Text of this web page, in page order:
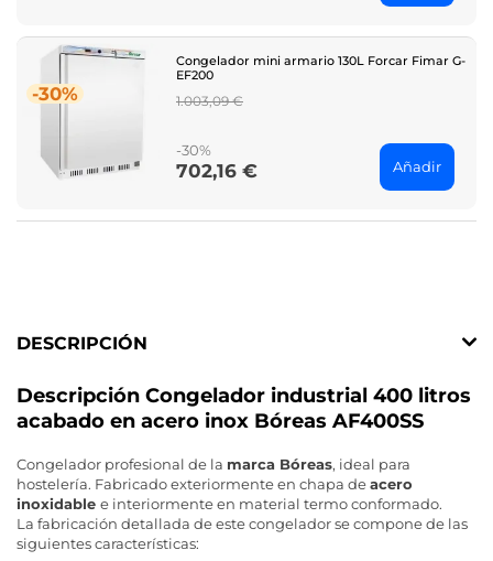
-30%
Congelador mini armario 130L Forcar Fimar G-
EF200
Regular
1.003,09 €
-30%
Price
702,16 € Añadir
DESCRIPCIÓN
Descripción Congelador industrial 400 litros
acabado en acero inox Bóreas AF400SS
Congelador profesional de la marca Bóreas, ideal para
hostelería. Fabricado exteriormente en chapa deacero
inoxidable e interiormente en material termo conformado.
La fabricación detallada de este congelador se compone de las
siguientes características: